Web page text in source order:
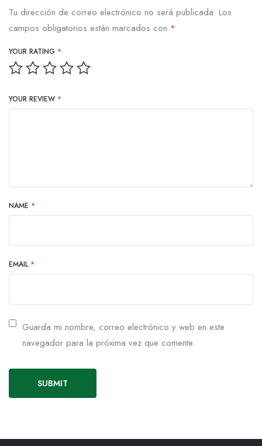
Tu dirección de correo electrónico no será publicada. Los
campos obligatorios están marcados con *
YOUR RATING *
YOUR REVIEW *
NAME *
EMAIL *
Guarda mi nombre, correo electrónico y web en este
navegador para la próxima vez que comente.